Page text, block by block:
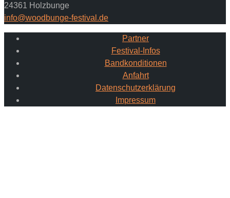
24361 Holzbunge
info@woodbunge-festival.de
Partner
Festival-Infos
Bandkonditionen
Anfahrt
Datenschutzerklärung
Impressum